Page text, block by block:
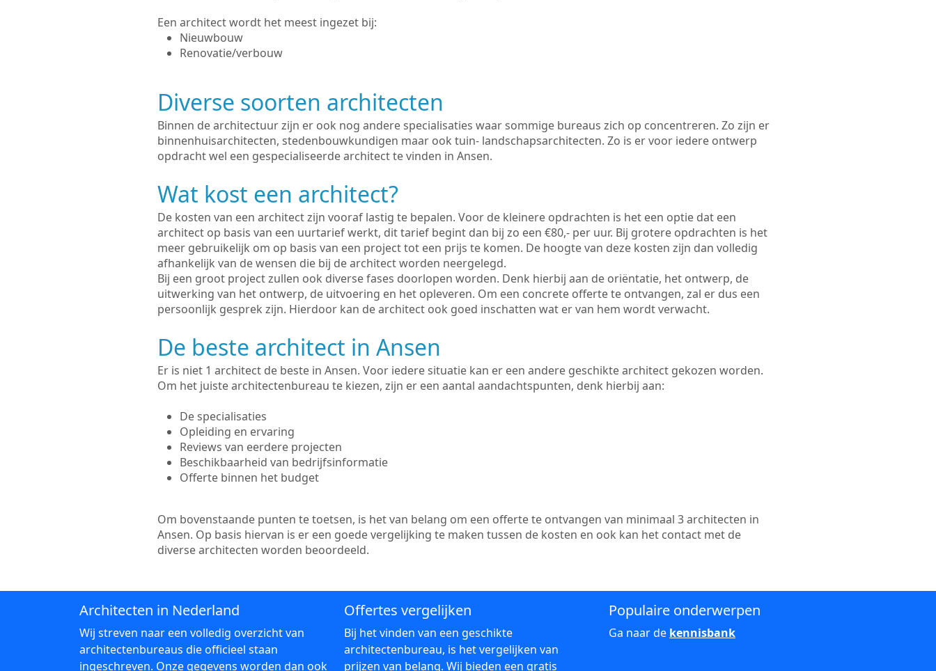
Een architect wordt het meest ingezet bij:
Nieuwbouw
Renovatie/verbouw
Diverse soorten architecten
Binnen de architectuur zijn er ook nog andere specialisaties waar sommige bureaus zich op concentreren. Zo zijn er
binnenhuisarchitecten, stedenbouwkundigen maar ook tuin- landschapsarchitecten. Zo is er voor iedere ontwerp
opdracht wel een gespecialiseerde architect te vinden in Ansen.
Wat kost een architect?
De kosten van een architect zijn vooraf lastig te bepalen. Voor de kleinere opdrachten is het een optie dat een
architect op basis van een uurtarief werkt, dit tarief begint dan bij zo een €80,- per uur. Bij grotere opdrachten is het
meer gebruikelijk om op basis van een project tot een prijs te komen. De hoogte van deze kosten zijn dan volledig
afhankelijk van de wensen die bij de architect worden neergelegd.
Bij een groot project zullen ook diverse fases doorlopen worden. Denk hierbij aan de oriëntatie, het ontwerp, de
uitwerking van het ontwerp, de uitvoering en het opleveren. Om een concrete offerte te ontvangen, zal er dus een
persoonlijk gesprek zijn. Hierdoor kan de architect ook goed inschatten wat er van hem wordt verwacht.
De beste architect in Ansen
Er is niet 1 architect de beste in Ansen. Voor iedere situatie kan er een andere geschikte architect gekozen worden.
Om het juiste architectenbureau te kiezen, zijn er een aantal aandachtspunten, denk hierbij aan:
De specialisaties
Opleiding en ervaring
Reviews van eerdere projecten
Beschikbaarheid van bedrijfsinformatie
Offerte binnen het budget
Om bovenstaande punten te toetsen, is het van belang om een offerte te ontvangen van minimaal 3 architecten in
Ansen. Op basis hiervan is er een goede vergelijking te maken tussen de kosten en ook kan het contact met de
diverse architecten worden beoordeeld.
Architecten in Nederland
Wij streven naar een volledig overzicht van
architectenbureaus die officieel staan
ingeschreven. Onze gegevens worden dan ook
Offertes vergelijken
Bij het vinden van een geschikte
architectenbureau, is het vergelijken van
prijzen van belang. Wij bieden een gratis
Populaire onderwerpen
Ga naar de kennisbank